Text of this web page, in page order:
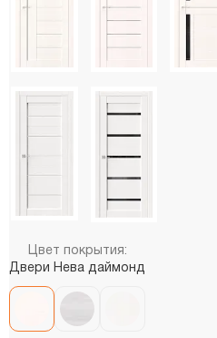
Цвет покрытия:
Двери Нева даймонд